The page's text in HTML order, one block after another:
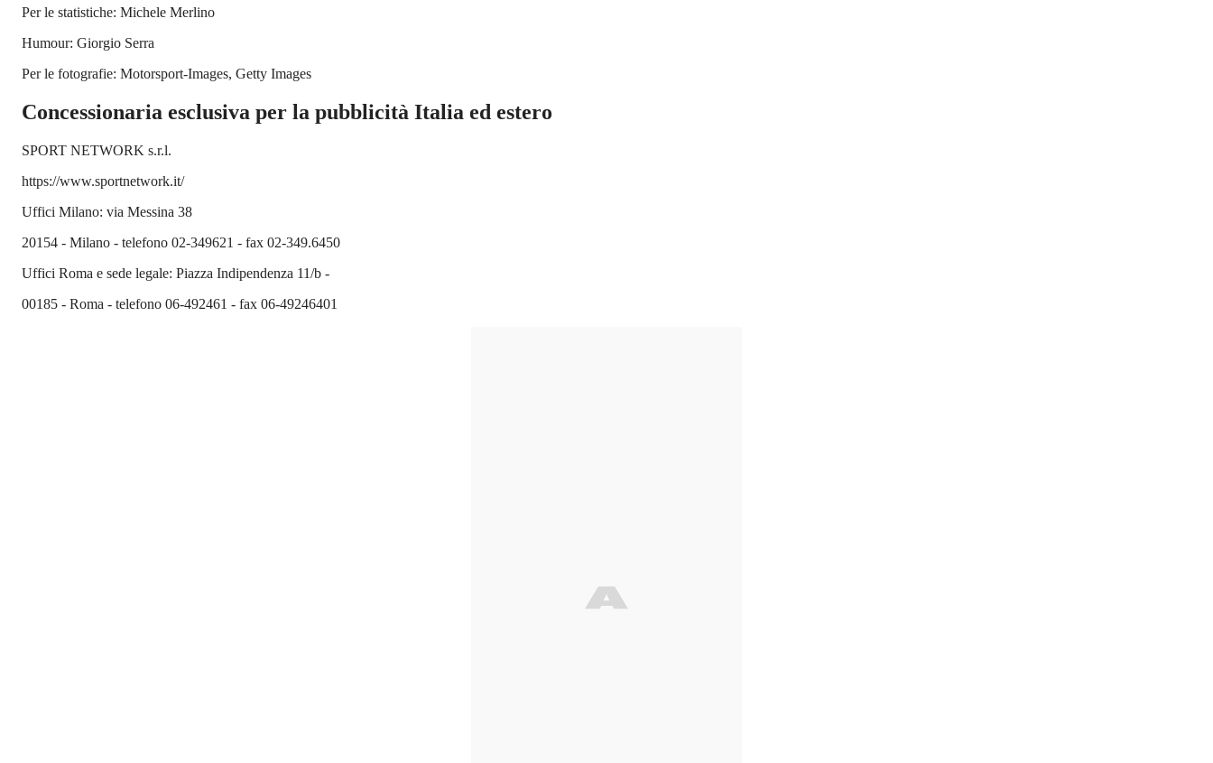
Per le statistiche: Michele Merlino
Humour: Giorgio Serra
Per le fotografie: Motorsport-Images, Getty Images
Concessionaria esclusiva per la pubblicità Italia ed estero
SPORT NETWORK s.r.l.
https://www.sportnetwork.it/
Uffici Milano: via Messina 38
20154 - Milano - telefono 02-349621 - fax 02-349.6450
Uffici Roma e sede legale: Piazza Indipendenza 11/b -
00185 - Roma - telefono 06-492461 - fax 06-49246401